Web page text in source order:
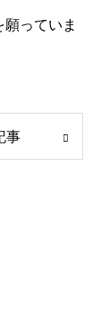
っていま
事